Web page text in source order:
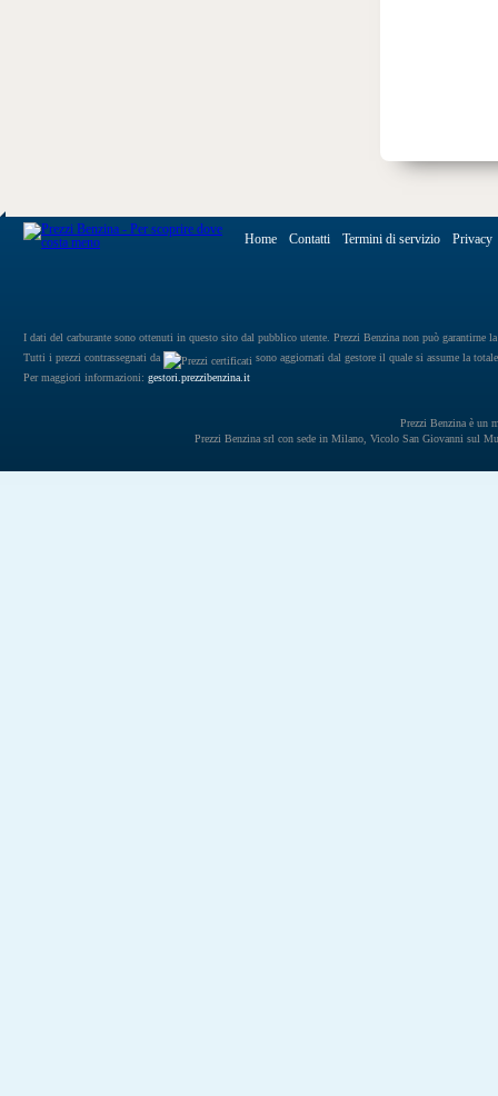
Home Contatti Termini di servizio Privacy
I dati del carburante sono ottenuti in questo sito dal pubblico utente. Prezzi Benzina non può garantirne
Tutti i prezzi contrassegnati da
sono aggiornati dal gestore il quale si assume la
Per maggiori informazioni: gestori.prezzibenzina.it
Prezzi Benzina è un
Prezzi Benzina srl con sede in Milano, Vicolo San Giovanni sul